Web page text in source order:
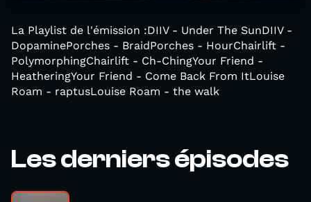
La Playlist de l'émission :DIIV - Under The SunDIIV -
DopaminePorches - BraidPorches - HourChairlift -
PolymorphingChairlift - Ch-ChingYour Friend -
HeatheringYour Friend - Come Back From ItLouise
Roam - raptusLouise Roam - the walk
Les derniers épisodes